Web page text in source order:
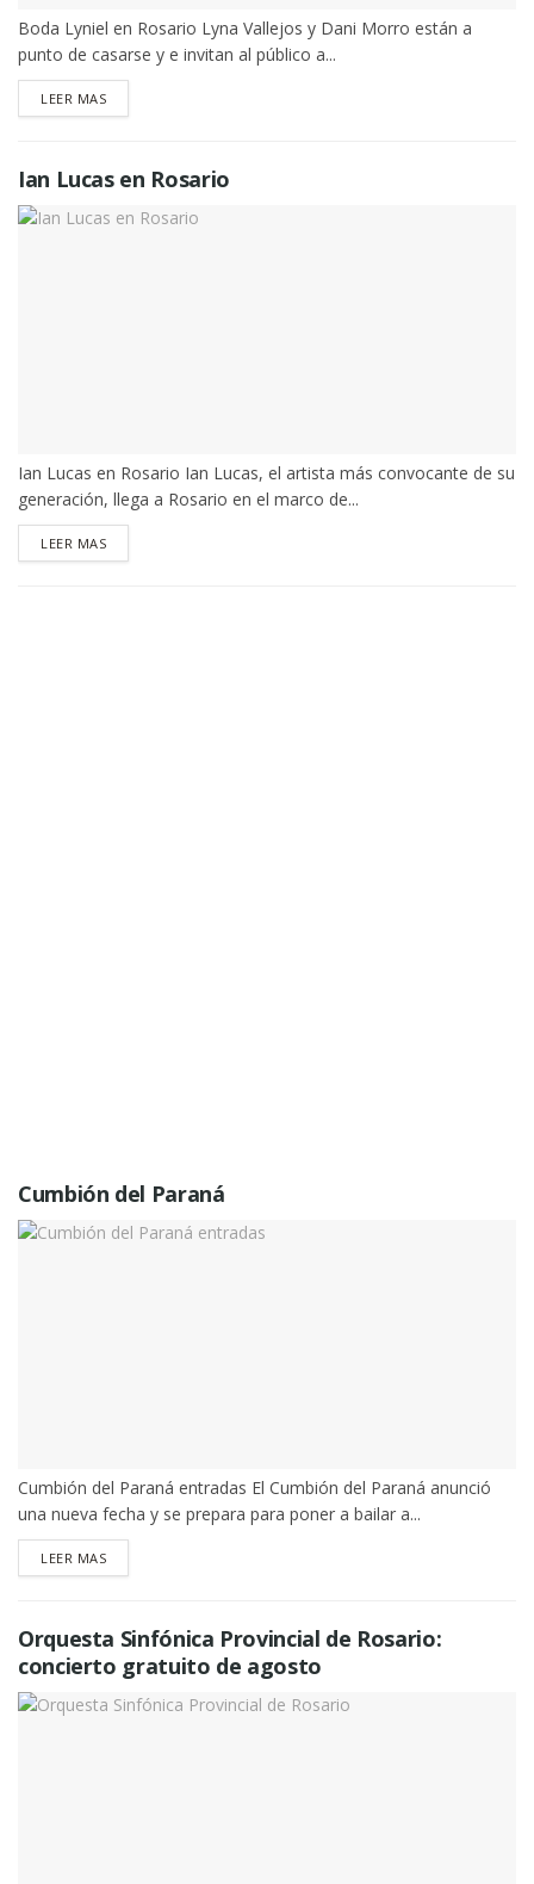
Boda Lyniel en Rosario Lyna Vallejos y Dani Morro están a
punto de casarse y e invitan al público a...
LEER MASDETAILS
Ian Lucas en Rosario
Ian Lucas en Rosario Ian Lucas, el artista más convocante de su
generación, llega a Rosario en el marco de...
LEER MASDETAILS
Cumbión del Paraná
Cumbión del Paraná entradas El Cumbión del Paraná anunció
una nueva fecha y se prepara para poner a bailar a...
LEER MASDETAILS
Orquesta Sinfónica Provincial de Rosario:
concierto gratuito de agosto